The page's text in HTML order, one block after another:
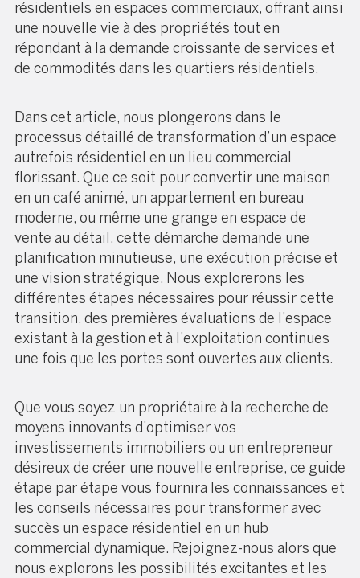
résidentiels en espaces commerciaux, offrant ainsi
une nouvelle vie à des propriétés tout en
répondant à la demande croissante de services et
de commodités dans les quartiers résidentiels.
Dans cet article, nous plongerons dans le
processus détaillé de transformation d’un espace
autrefois résidentiel en un lieu commercial
florissant. Que ce soit pour convertir une maison
en un café animé, un appartement en bureau
moderne, ou même une grange en espace de
vente au détail, cette démarche demande une
planification minutieuse, une exécution précise et
une vision stratégique. Nous explorerons les
différentes étapes nécessaires pour réussir cette
transition, des premières évaluations de l’espace
existant à la gestion et à l’exploitation continues
une fois que les portes sont ouvertes aux clients.
Que vous soyez un propriétaire à la recherche de
moyens innovants d’optimiser vos
investissements immobiliers ou un entrepreneur
désireux de créer une nouvelle entreprise, ce guide
étape par étape vous fournira les connaissances et
les conseils nécessaires pour transformer avec
succès un espace résidentiel en un hub
commercial dynamique. Rejoignez-nous alors que
nous explorons les possibilités excitantes et les